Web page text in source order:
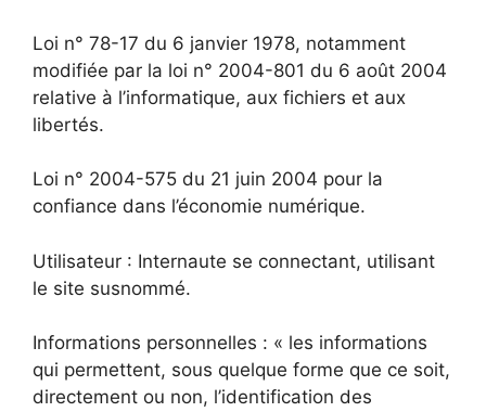
Loi n° 78-17 du 6 janvier 1978, notamment
modifiée par la loi n° 2004-801 du 6 août 2004
relative à l’informatique, aux fichiers et aux
libertés.
Loi n° 2004-575 du 21 juin 2004 pour la
confiance dans l’économie numérique.
Utilisateur : Internaute se connectant, utilisant
le site susnommé.
Informations personnelles : « les informations
qui permettent, sous quelque forme que ce soit,
directement ou non, l’identification des